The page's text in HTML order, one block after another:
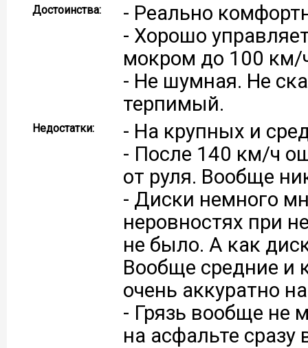
Достоинства:
- Реально
- Хорошо
мокром до 100 км/
- Не шумная. Не
терпимый.
Недостатки:
- На крупных и
- После 140 км/ч
от руля. Вообще
- Диски немного
неровностях при
не было. А как
Вообще средние и
очень аккуратно
- Грязь вообще не
на асфальте